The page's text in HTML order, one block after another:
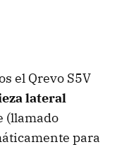
el Qrevo S5V
lateral
(llamado
para